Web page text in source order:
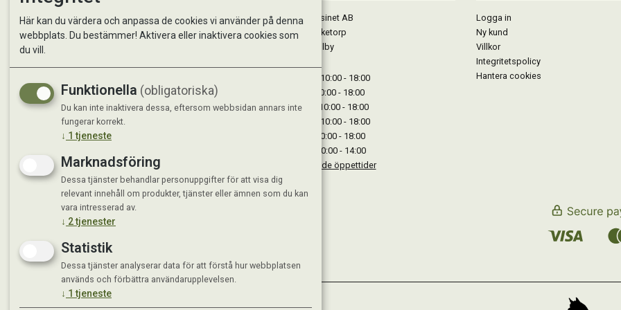
Kontakta oss
Om oss
StallMagasinet AB
Västra Lärketorp
59595 Mjölby
Måndag : 10:00 - 18:00
Tisdag : 10:00 - 18:00
Onsdag : 10:00 - 18:00
Torsdag : 10:00 - 18:00
Fredag : 10:00 - 18:00
Lördag : 10:00 - 14:00
Se avvikande öppettider
Logga in
Ny kund
Villkor
Integritetspolicy
Hantera cookies
Här kan du värdera och anpassa de cookies vi använder på denna
webbplats. Du bestämmer! Aktivera eller inaktivera cookies som
du vill.
Funktionella (obligatoriska)
Du kan inte inaktivera dessa, eftersom webbsidan annars inte
fungerar korrekt.
↓ 1 tjeneste
Marknadsföring
Dessa tjänster behandlar personuppgifter för att visa dig
relevant innehåll om produkter, tjänster eller ämnen som du kan
vara intresserad av.
↓ 2tjenester
Statistik
Dessa tjänster analyserar data för att förstå hur webbplatsen
används och förbättra användarupplevelsen.
↓ 1 tjeneste